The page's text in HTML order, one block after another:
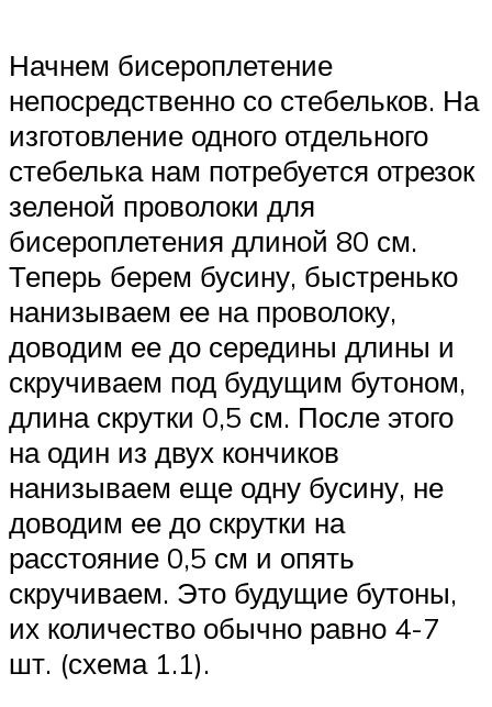
Начнем бисероплетение
непосредственно со стебельков. На
изготовление одного отдельного
стебелька нам потребуется отрезок
зеленой проволоки для
бисероплетения длиной 80 см.
Теперь берем бусину, быстренько
нанизываем ее на проволоку,
доводим ее до середины длины и
скручиваем под будущим бутоном,
длина скрутки 0,5 см. После этого
на один из двух кончиков
нанизываем еще одну бусину, не
доводим ее до скрутки на
расстояние 0,5 см и опять
скручиваем. Это будущие бутоны,
их количество обычно равно 4-7
шт. (схема 1.1).